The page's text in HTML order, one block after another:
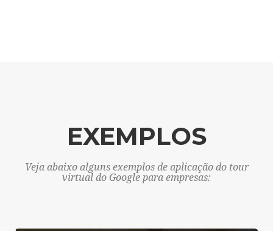
EXEMPLOS
Veja abaixo alguns exemplos de aplicação do tour
virtual do Google para empresas: